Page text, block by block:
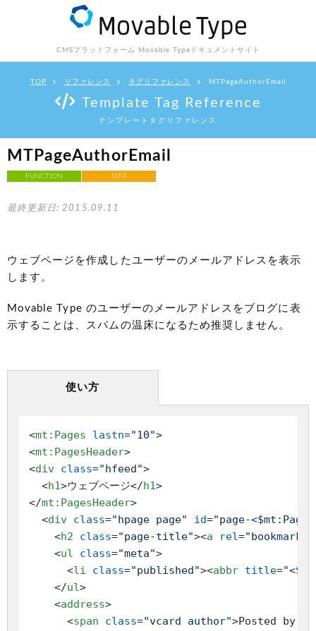
CMSプラットフォーム Movable Type ドキュメントサイト
TOP リファレンス タグリファレンス MTPageAuthorEmail
Template Tag Reference
テンプレートタグリファレンス
MTPageAuthorEmail
FUNCTION MT4
最終更新日: 2015.09.11
ウェブページを作成したユーザーのメールアドレスを表示
します。
Movable Type のユーザーのメールアドレスをブログに表
示することは、スパムの温床になるため推奨しません。
使い方
<mt:Pages lastn="10">
<mt:PagesHeader>
<div class="hfeed">
<h1>ウェブページ</h1>
</mt:PagesHeader>
<div class="hpage page" id="page-
<h2 class="page-title"><a rel="bookmark"
<ul class="meta">
<li class="published"><abbr title=
</ul>
<address>
<span class="vcard author">Posted by: